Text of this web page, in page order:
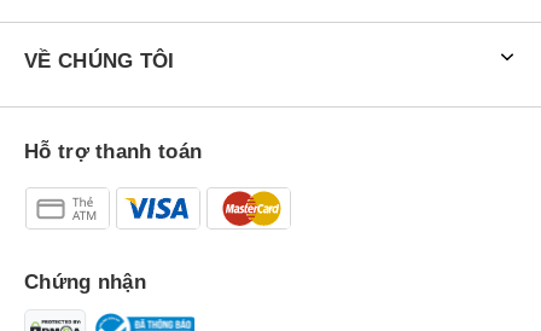
bộ nhớ trong 64GB. Tuy bộ nhớ trong khiêm tốn nhưng máy hỗ trợ
VỀ CHÚNG TÔI
Hỗ trợ thanh toán
Chứng nhận